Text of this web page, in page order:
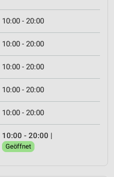
10:00 - 20:00
10:00 - 20:00
10:00 - 20:00
10:00 - 20:00
10:00 - 20:00
10:00 - 20:00 |
Geöffnet